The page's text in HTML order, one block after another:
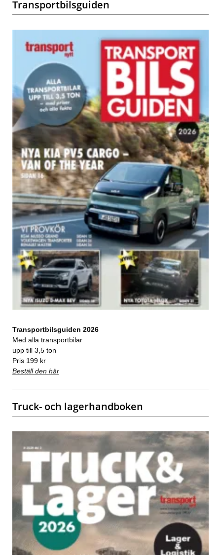
Transportbilsguiden
Transportbilsguiden 2026
Med alla transportbilar
upp till 3,5 ton
Pris 199 kr
Beställ den här
Truck- och lagerhandboken